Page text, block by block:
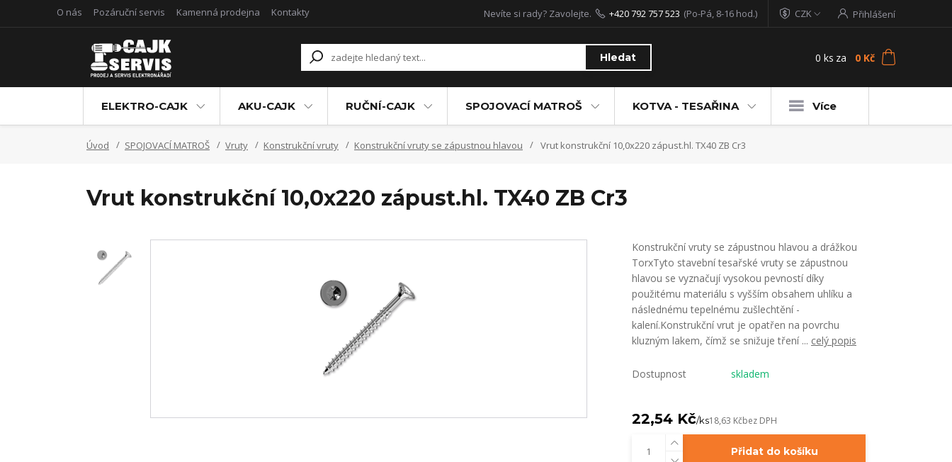
O nás Pozáruční servis Kamenná prodejna Kontakty CZK Přihlášení
Hledat
Nevíte si rady? Zavolejte. +420 792 757 523 (Po-Pá, 8-16 hod.)
0 ks za 0 Kč
ELEKTRO-CAJK AKU-CAJK RUČNÍ-CAJK SPOJOVACÍ MATROŠ KOTVA - TESAŘINA Více
Úvod SPOJOVACÍ MATROŠ Vruty Konstrukční vruty Konstrukční vruty se zápustnou hlavou Vrut konstrukční 10,0x220 zápust.hl. TX40 ZB Cr3
Vrut konstrukční 10,0x220 zápust.hl. TX40 ZB Cr3
Konstrukční vruty se zápustnou hlavou a drážkou
TorxTyto stavební tesařské vruty se zápustnou
hlavou se vyznačují vysokou pevností díky
použitému materiálu s vyšším obsahem uhlíku a
následnému tepelnému zušlechtění -
kalení.Konstrukční vrut je opatřen na povrchu
kluzným lakem, čímž se snižuje tření ... celý popis
Dostupnost skladem
22,54 Kč/ks18,63 Kčbez DPH
Přidat do košíku